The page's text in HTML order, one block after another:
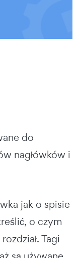
do
nagłówków i
jak o spisie
o czym
Tagi